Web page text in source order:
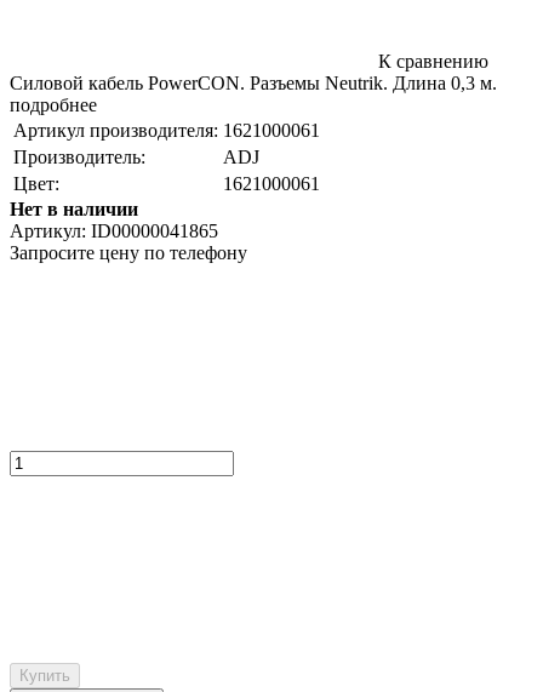
К сравнению
Силовой кабель PowerCON. Разъемы Neutrik. Длина 0,3 м.
подробнее
Артикул производителя: 1621000061
Производитель:
ADJ
Цвет:
1621000061
Нет в наличии
Артикул: ID00000041865
Запросите цену по телефону
Купить